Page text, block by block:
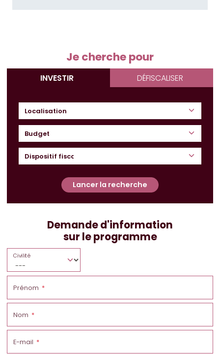
Je cherche pour
INVESTIR DÉFISCALISER
Budget
Lancer la recherche
Demande d'information
sur le programme
Civilité
Prénom
Nom
E-mail